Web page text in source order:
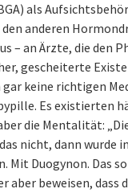
als
anderen
– an Ärzte, die den
gescheiterte
gar keine richtigen
Es existierten
die Mentalität:
nicht, dann wurde
Mit Duogynon. Das
aber beweisen, dass